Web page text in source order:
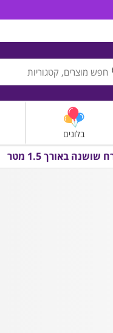
בלונים
שושנה באורך 1.5 מטר